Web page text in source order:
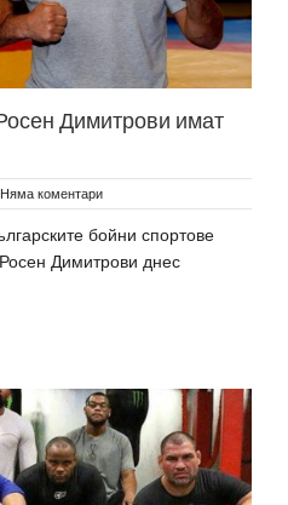
Димитрови имат
Няма коментари
бойни спортове
Димитрови днес